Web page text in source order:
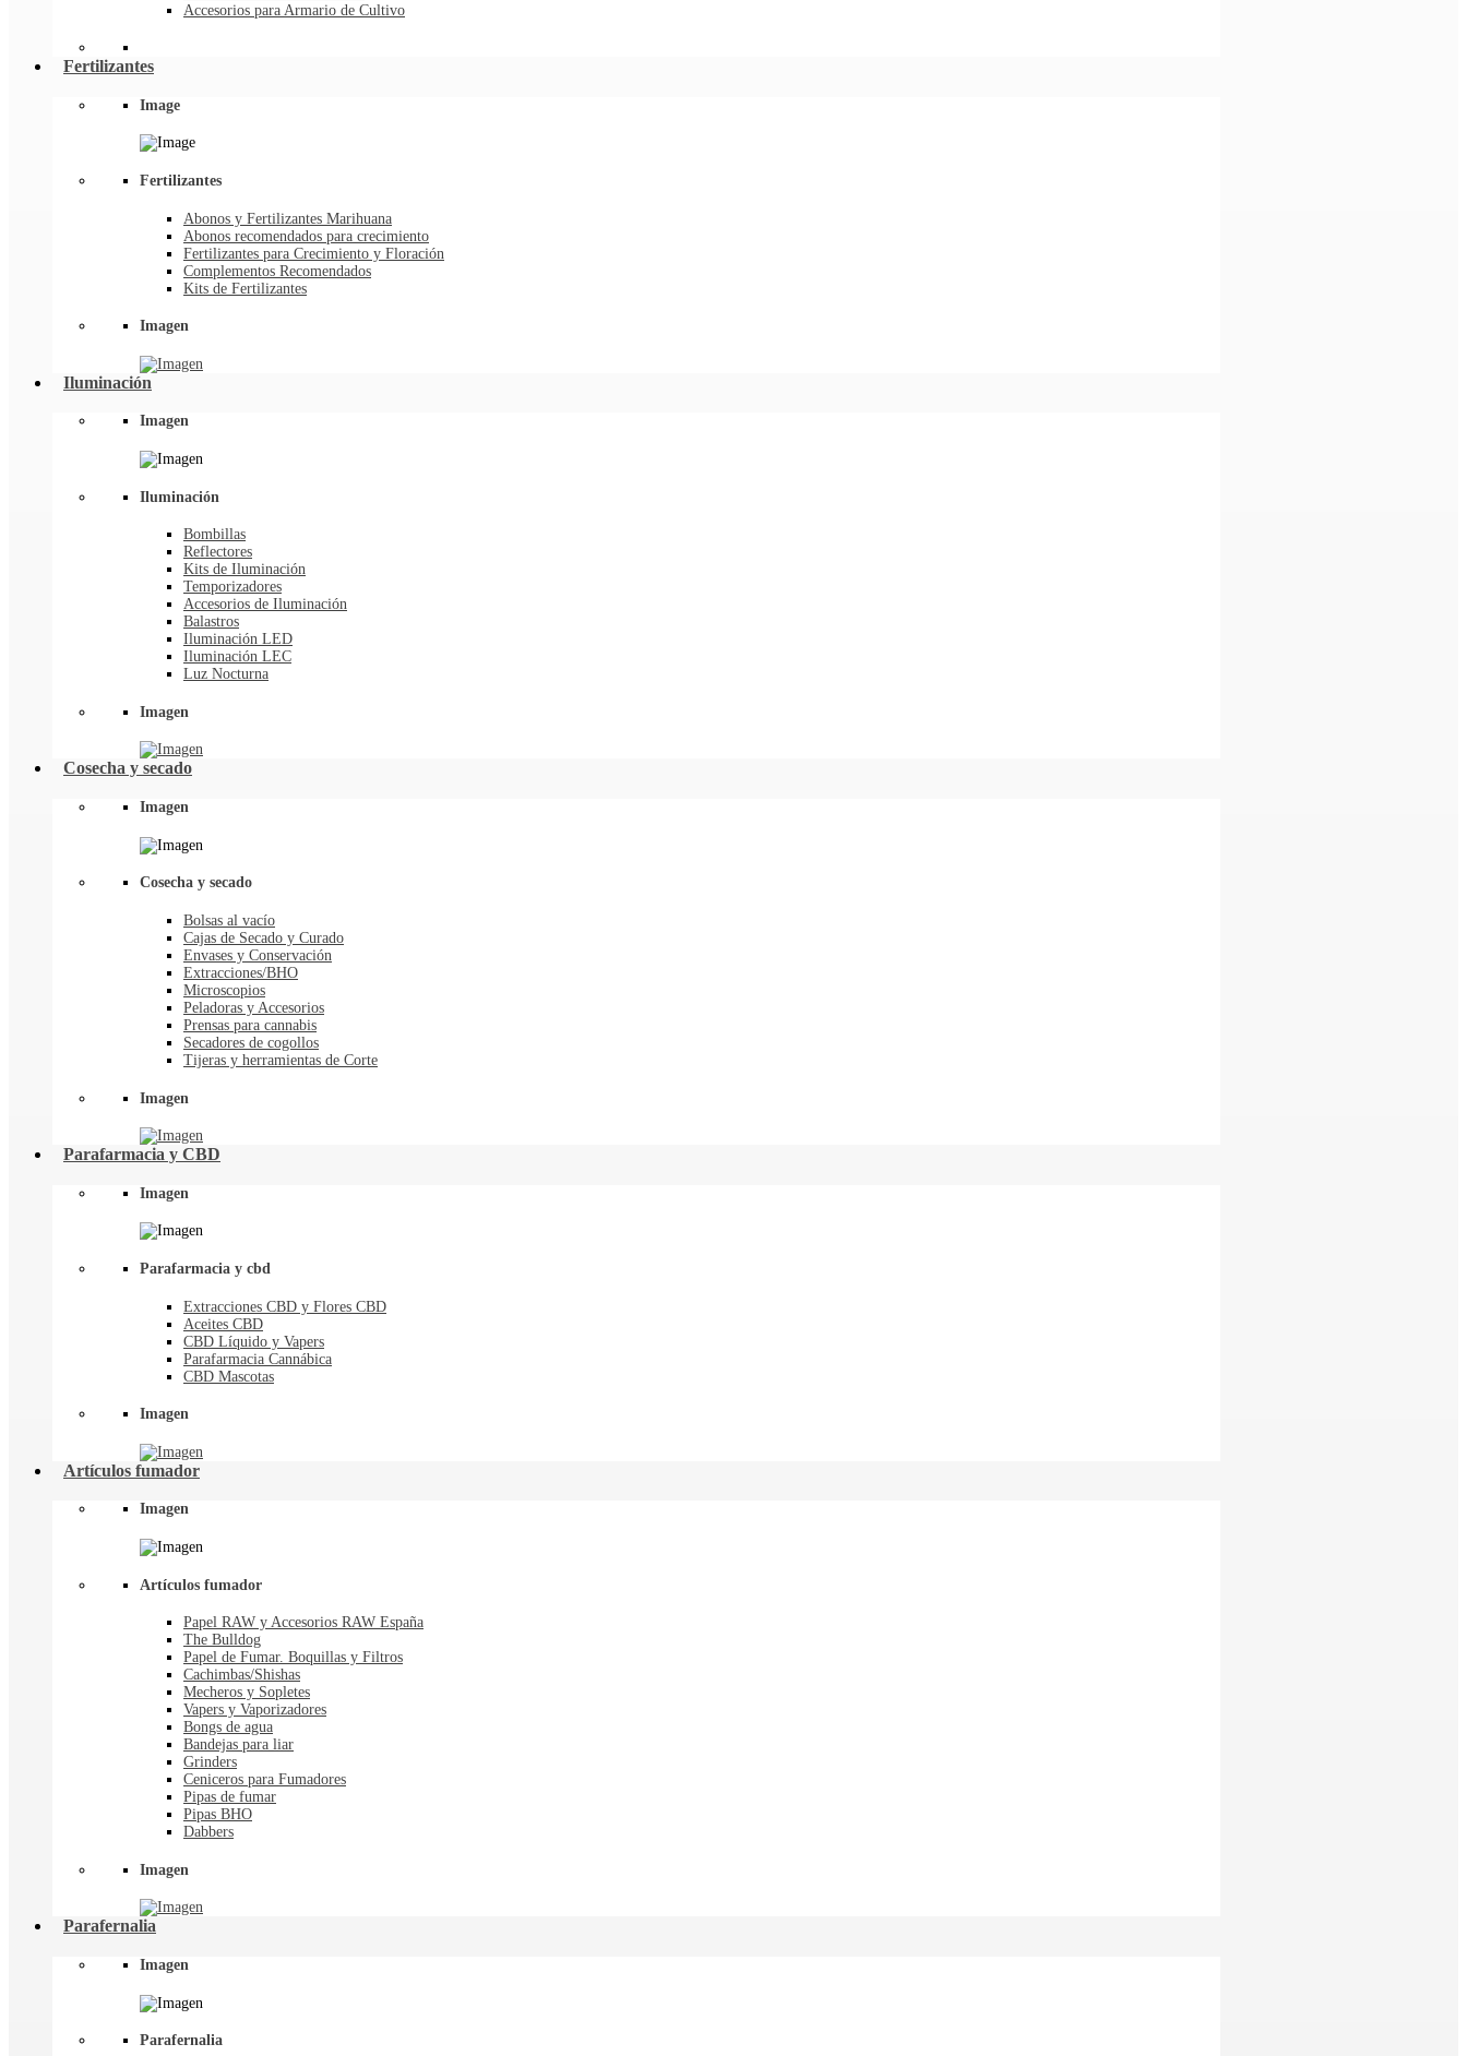
Accesorios para Armario de Cultivo
Fertilizantes
Image
Fertilizantes
Abonos y Fertilizantes Marihuana
Abonos recomendados para crecimiento
Fertilizantes para Crecimiento y Floración
Complementos Recomendados
Kits de Fertilizantes
Imagen
Iluminación
Imagen
Iluminación
Bombillas
Reflectores
Kits de Iluminación
Temporizadores
Accesorios de Iluminación
Balastros
Iluminación LED
Iluminación LEC
Luz Nocturna
Imagen
Cosecha y secado
Imagen
Cosecha y secado
Bolsas al vacío
Cajas de Secado y Curado
Envases y Conservación
Extracciones/BHO
Microscopios
Peladoras y Accesorios
Prensas para cannabis
Secadores de cogollos
Tijeras y herramientas de Corte
Imagen
Parafarmacia y CBD
Imagen
Parafarmacia y cbd
Extracciones CBD y Flores CBD
Aceites CBD
CBD Líquido y Vapers
Parafarmacia Cannábica
CBD Mascotas
Imagen
Artículos fumador
Imagen
Artículos fumador
Papel RAW y Accesorios RAW España
The Bulldog
Papel de Fumar. Boquillas y Filtros
Cachimbas/Shishas
Mecheros y Sopletes
Vapers y Vaporizadores
Bongs de agua
Bandejas para liar
Grinders
Ceniceros para Fumadores
Pipas de fumar
Pipas BHO
Dabbers
Imagen
Parafernalia
Imagen
Parafernalia